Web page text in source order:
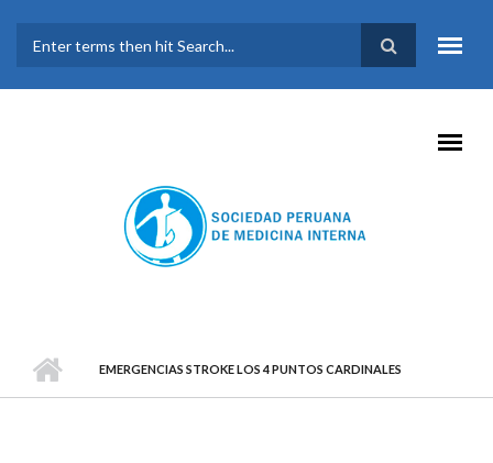
FORMULARIO DE
BÚSQUEDA
EMERGENCIAS STROKE LOS 4 PUNTOS CARDINALES